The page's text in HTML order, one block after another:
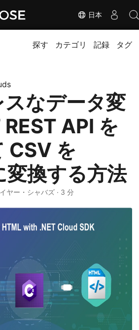
日本
探す カテゴリ 記録 タグ
スなデータ変
API を
CSV を
換する方法
ヤー・シャバズ · 3 分